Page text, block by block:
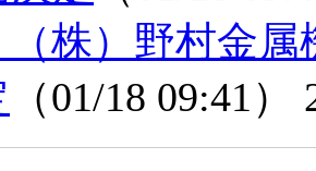
株）野村金
（01/18 09:41）